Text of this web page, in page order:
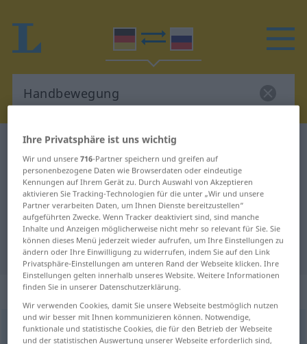
Deutsch-Russisch Wörterbuch
Deutsch-Russisch Übersetzung für
"Handbewegung"
"Handbewegung" Russisch
Übersetzung
„Handbewegung“: feminin
Handbewegungf
Ihre Privatsphäre ist uns wichtig
Wir und unsere716-Partner speichern und greifen auf
personenbezogene Daten wie Browserdaten oder eindeutige
Kennungen auf Ihrem Gerät zu. Durch Auswahl von Akzeptieren
aktivieren Sie Tracking-Technologien für die unter „Wir und unsere
Partner verarbeiten Daten, um Ihnen Dienste bereitzustellen“
aufgeführten Zwecke. Wenn Tracker deaktiviert sind, sind manche
Inhalte und Anzeigen möglicherweise nicht mehr so relevant für Sie. Sie
können dieses Menü jederzeit wieder aufrufen, um Ihre Einstellungen zu
ändern oder Ihre Einwilligung zu widerrufen, indem Sie auf den Link
Privatsphäre-Einstellungen am unteren Rand der Webseite klicken. Ihre
Einstellungen gelten innerhalb unseres Website. Weitere Informationen
finden Sie in unserer Datenschutzerklärung.
Wir verwenden Cookies, damit Sie unsere Webseite bestmöglich nutzen
und wir besser mit Ihnen kommunizieren können. Notwendige,
funktionale und statistische Cookies, die für den Betrieb der Webseite
und der statistischen Auswertung unserer Webseite erforderlich sind,